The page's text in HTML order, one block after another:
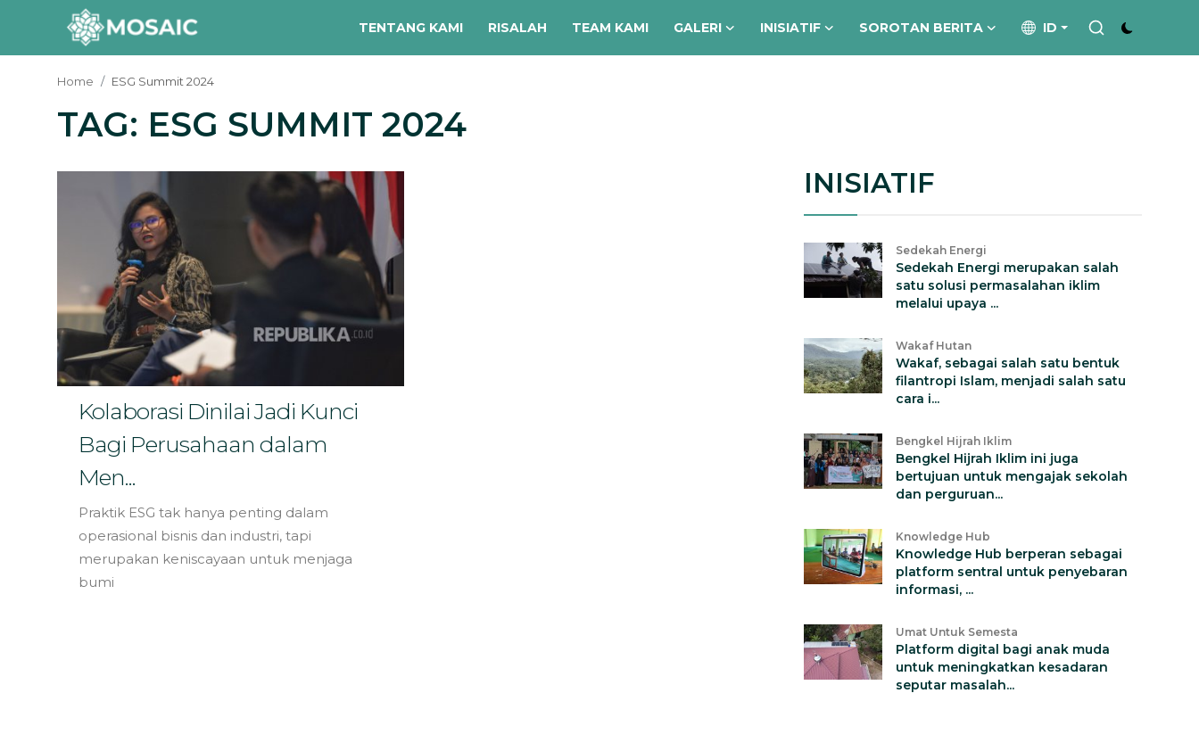
TENTANG KAMI RISALAH TEAM KAMI GALERI INISIATIF SOROTAN BERITA ID
Contact
Inisiatif
Sorotan Berita
Bahasa
Home ESG Summit 2024
TAG: ESG SUMMIT 2024
Kolaborasi Dinilai Jadi Kunci
Bagi Perusahaan dalam
Men...
Praktik ESG tak hanya penting dalam
operasional bisnis dan industri, tapi
merupakan keniscayaan untuk menjaga
bumi
INISIATIF
Sedekah Energi
Sedekah Energi merupakan salah
satu solusi permasalahan iklim
melalui upaya ...
Wakaf Hutan
Wakaf, sebagai salah satu bentuk
filantropi Islam, menjadi salah satu
cara i...
Bengkel Hijrah Iklim
Bengkel Hijrah Iklim ini juga
bertujuan untuk mengajak sekolah
dan perguruan...
Knowledge Hub
Knowledge Hub berperan sebagai
platform sentral untuk penyebaran
informasi, ...
Umat Untuk Semesta
Platform digital bagi anak muda
untuk meningkatkan kesadaran
seputar masalah...